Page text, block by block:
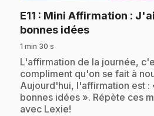
E11 : Mini Affirmation :
bonnes idées.
1 min 30 s
.L'affirmation de la journée,
compliment qu'on se fait à
Aujourd'hui, l'affirmation est :
bonnes idées ». Répète ces
avec Lexie!